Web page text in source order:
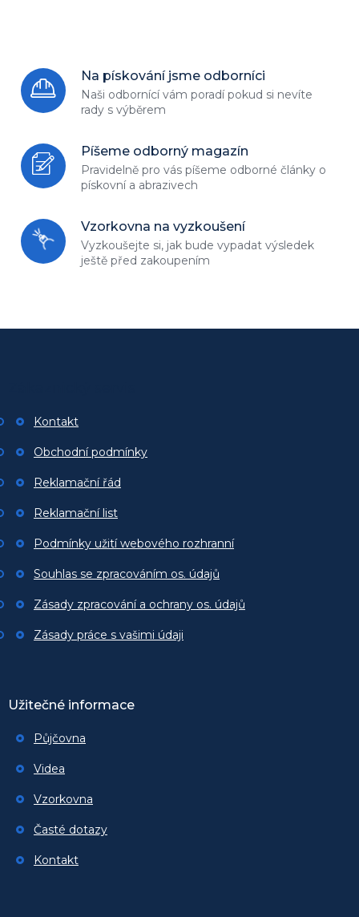
Na pískování jsme odborníci
Naši odbornící vám poradí pokud si nevíte
rady s výběrem
Píšeme odborný magazín
Pravidelně pro vás píšeme odborné články o
pískovní a abrazivech
Vzorkovna na vyzkoušení
Vyzkoušejte si, jak bude vypadat výsledek
ještě před zakoupením
í
Kontakt
Obchodní podmínky
Reklamační řád
Reklamační list
Podmínky užití webového rozhranní
Souhlas se zpracováním os. údajů
Zásady zpracování a ochrany os. údajů
Zásady práce s vašimi údaji
Užitečné informace
Půjčovna
Videa
Vzorkovna
Časté dotazy
Kontakt